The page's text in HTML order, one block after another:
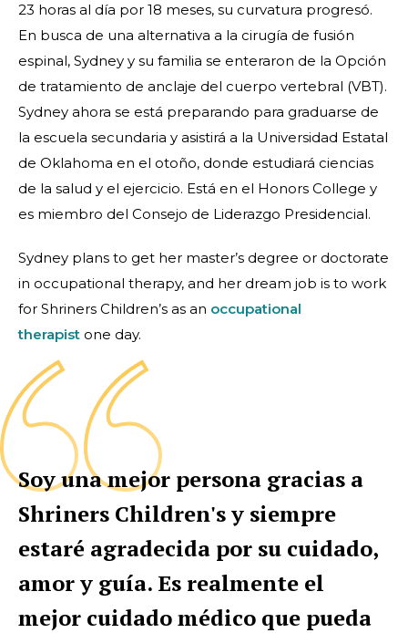
23 horas al día por 18 meses, su curvatura progresó.
En busca de una alternativa a la cirugía de fusión
espinal, Sydney y su familia se enteraron de la Opción
de tratamiento de anclaje del cuerpo vertebral (VBT).
Sydney ahora se está preparando para graduarse de
la escuela secundaria y asistirá a la Universidad Estatal
de Oklahoma en el otoño, donde estudiará ciencias
de la salud y el ejercicio. Está en el Honors College y
es miembro del Consejo de Liderazgo Presidencial.
Sydney plans to get her master’s degree or doctorate
in occupational therapy, and her dream job is to work
for Shriners Children’s as an occupational
therapist one day.
Soy una mejor persona gracias a
Shriners Children's y siempre
estaré agradecida por su cuidado,
amor y guía. Es realmente el
mejor cuidado médico que pueda